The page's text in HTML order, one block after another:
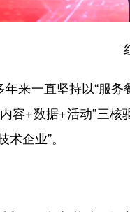
红
一直坚持以“服务
容+数据+活动”三
术企业”。